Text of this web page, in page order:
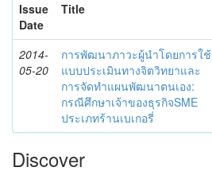
Issue
Date
Title
2014-
05-20
การพัฒนาภาวะผู้นำโดยการใช้
แบบประเมินทางจิตวิทยาและ
การจัดทำแผนพัฒนาตนเอง:
กรณีศึกษาเจ้าของธุรกิจSME
ประเภทร้านเบเกอรี่
Discover